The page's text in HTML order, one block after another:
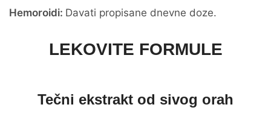
Hemoroidi: Davati propisane dnevne doze.
LEKOVITE FORMULE
Tečni ekstrakt od sivog orah